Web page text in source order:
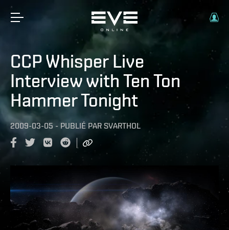
CCP Whisper Live
Interview with Ten Ton
Hammer Tonight
2009-03-05 - PUBLIÉ PAR SVARTHOL